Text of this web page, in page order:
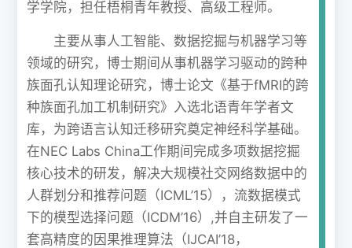
学学院，担任梧桐青年教授、高级工程师。
主要从事人工智能、数据挖掘与机器学习等
领域的研究，博士期间从事机器学习驱动的跨种
族面孔认知理论研究，博士论文《基于fMRI的跨
种族面孔加工机制研究》入选北语青年学者文
库，为跨语言认知迁移研究奠定神经科学基础。
在NEC Labs China工作期间完成多项数据挖掘
核心技术的研发，解决大规模社交网络数据中的
人群划分和推荐问题（ICML’15），流数据模式
下的模型选择问题（ICDM’16）,并自主研发了一
套高精度的因果推理算法（IJCAI’18，